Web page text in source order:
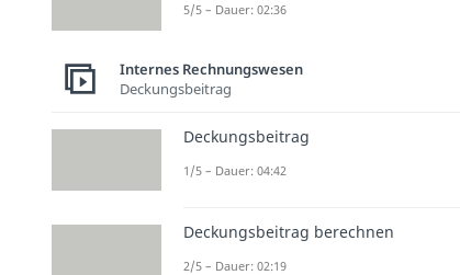
5/5 – Dauer: 02:36
Internes Rechnungswesen
Deckungsbeitrag
Deckungsbeitrag
1/5 – Dauer: 04:42
Deckungsbeitrag berechnen
2/5 – Dauer: 02:19